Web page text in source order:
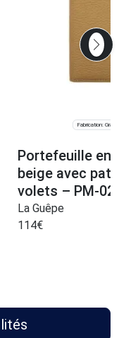
Fabrication:
Portefeuille en
beige avec
volets – PM-
La Guêpe
114€